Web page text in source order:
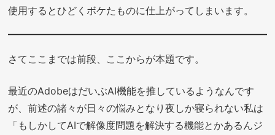
使用するとひどくボケたものに仕上がってしまいます。
さてここまでは前段、ここからが本題です。
最近のAdobeはだいぶAI機能を推しているようなんです
が、前述の諸々が日々の悩みとなり夜しか寝られない私は
「もしかしてAIで解像度問題を解決する機能とかあるんジ